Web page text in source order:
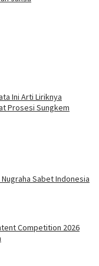
Ini Arti Liriknya
Prosesi Sungkem
Sabet Indonesia
Competition 2026